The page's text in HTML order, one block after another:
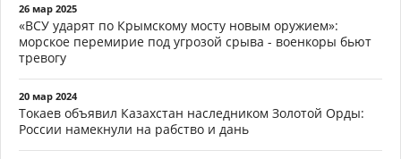
26 мар 2025
«ВСУ ударят по Крымскому мосту новым оружием»:
морское перемирие под угрозой срыва - военкоры бьют
тревогу
20 мар 2024
Токаев объявил Казахстан наследником Золотой Орды:
России намекнули на рабство и дань